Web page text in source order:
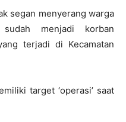
segan menyerang warga
menjadi korban
terjadi di Kecamatan
target ‘operasi’ saat